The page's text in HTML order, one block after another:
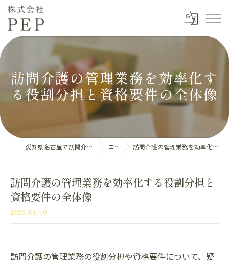
訪問介護の管理業務を効率化す
る役割分担と資格要件の全体像
愛知県名古屋で訪問介護の求人なら株式会社PEP コラム 訪問介護の管理業務を効率化する役割分担と資格要件の全体像
訪問介護の管理業務を効率化する役割分担と
資格要件の全体像
2026/01/19
訪問介護の管理業務の役割分担や資格要件について、疑